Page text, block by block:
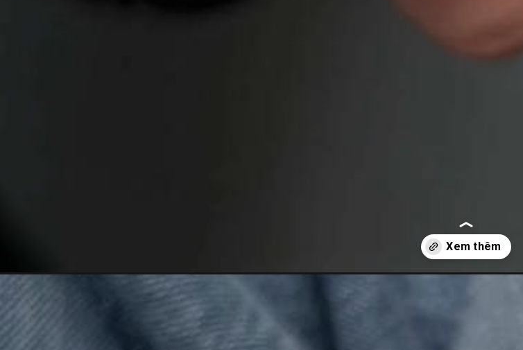
https://darkred-louse-690448.hostingersite.com/nail-ke/